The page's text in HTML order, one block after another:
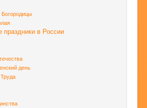
праздники в России
день